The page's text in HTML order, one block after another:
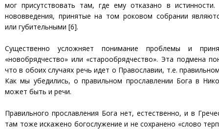
мог присутствовать там, где ему отказано в
нововведения, принятые на том роковом собрании
или губительными [6].
Существенно усложняет понимание проблемы и
«новобрядчество» или «старообрядчество». Эта подмена
что в обоих случаях речь идет о Православии, т.е.
Как мы убедились, о правильном прославлении Бога в
может быть и речи.
Правильного прославления Бога нет, естественно, и в
там тоже искажено богослужение и не сохранено «слово